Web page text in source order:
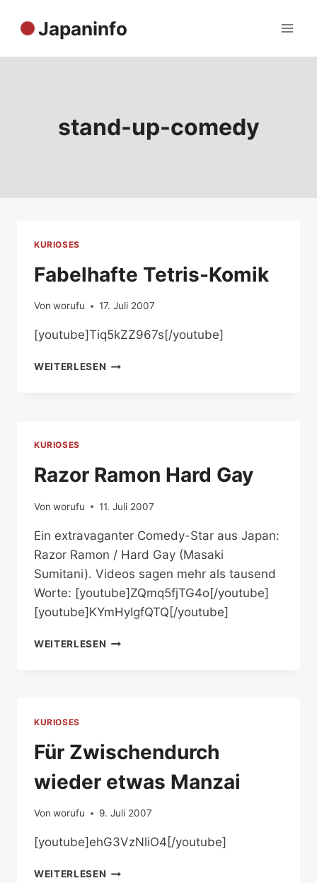
Inhalt
Japaninfo
stand-up-comedy
KURIOSES
Fabelhafte Tetris-Komik
Von worufu 17. Juli 2007
[youtube]Tiq5kZZ967s[/youtube]
WEITERLESEN FABELHAFTE
KURIOSES
Razor Ramon Hard Gay
Von worufu 11. Juli 2007
Ein extravaganter Comedy-Star aus Japan:
Razor Ramon / Hard Gay (Masaki
Sumitani). Videos sagen mehr als tausend
Worte: [youtube]ZQmq5fjTG4o[/youtube]
[youtube]KYmHyIgfQTQ[/youtube]
WEITERLESEN RAZOR
KURIOSES
Für Zwischendurch
wieder etwas Manzai
Von worufu 9. Juli 2007
[youtube]ehG3VzNliO4[/youtube]
WEITERLESEN FÜR